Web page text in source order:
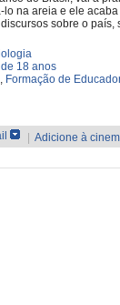
na areia e ele
sobre o país,
18 anos
, Formação de
Adicione à